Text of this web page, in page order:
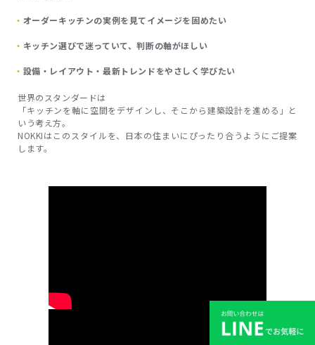
オーダーキッチンの実例を見てイメージを固めたい
キッチン選びで迷っていて、判断の軸がほしい
設備・レイアウト・最新トレンドをやさしく学びたい
世界のスタンダードは
「キッチンを軸に空間をデザインし、そこから建築設計を進める」と
いう考え方。
NOKKIはこのスタイルを、日本の住まいにぴったり合うようにご提案
します。